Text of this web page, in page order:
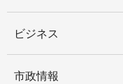
ビジネス
市政情報